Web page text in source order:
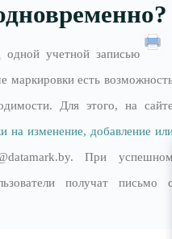
учетной записью
маркировки есть
Для этого, на сайте
на изменение, добавление
При успешном
получат письмо с